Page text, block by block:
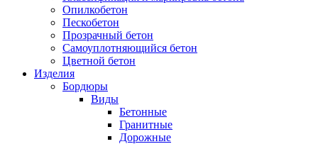
Опилкобетон
Пескобетон
Прозрачный бетон
Самоуплотняющийся бетон
Цветной бетон
Изделия
Бордюры
Виды
Бетонные
Гранитные
Дорожные